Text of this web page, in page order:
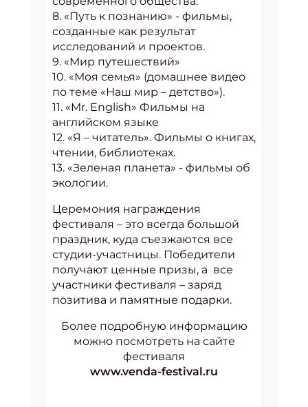
8. «Путь к познанию» - фильмы,
созданные как результат
исследований и проектов.
9. «Мир путешествий»
10. «Моя семья» (домашнее видео
по теме «Наш мир – детство»).
11. «Mr. English» Фильмы на
английском языке
12. «Я – читатель». Фильмы о книгах,
чтении, библиотеках.
13. «Зеленая планета» - фильмы об
экологии.
Церемония награждения
фестиваля – это всегда большой
праздник, куда съезжаются все
студии-участницы. Победители
получают ценные призы, а все
участники фестиваля – заряд
позитива и памятные подарки.
Более подробную информацию
можно посмотреть на сайте
фестиваля
www.venda-festival.ru